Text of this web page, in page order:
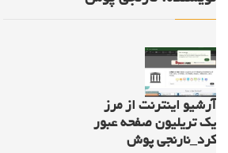
آرشیو اینترنت از مرز
یک تریلیون صفحه عبور
کرد_نارنجی پوش